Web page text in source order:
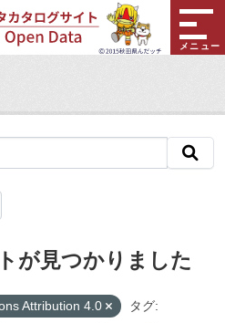
メニュー
が見つかりました
Attribution 4.0
タグ: